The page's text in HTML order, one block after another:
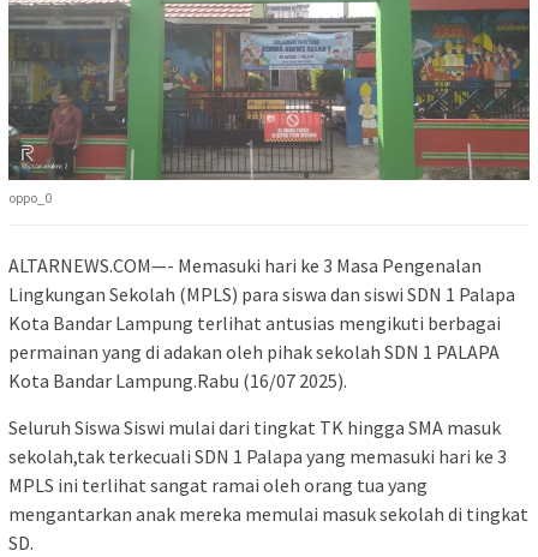
oppo_0
ALTARNEWS.COM—- Memasuki hari ke 3 Masa Pengenalan
Lingkungan Sekolah (MPLS) para siswa dan siswi SDN 1 Palapa
Kota Bandar Lampung terlihat antusias mengikuti berbagai
permainan yang di adakan oleh pihak sekolah SDN 1 PALAPA
Kota Bandar Lampung.Rabu (16/07 2025).
Seluruh Siswa Siswi mulai dari tingkat TK hingga SMA masuk
sekolah,tak terkecuali SDN 1 Palapa yang memasuki hari ke 3
MPLS ini terlihat sangat ramai oleh orang tua yang
mengantarkan anak mereka memulai masuk sekolah di tingkat
SD.